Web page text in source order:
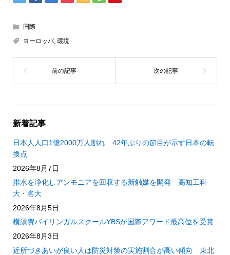
国際
ヨーロッパ, 環境
新着記事
日本人人口1億2000万人割れ 42年ぶりの節目が示す日本の転
換点
2026年8月7日
排水を浄化しアンモニアを回収する新触媒を開発 高知工科
大・名大
2026年8月5日
横須賀バイリンガルスクールYBSが国際アワード最高位を受賞
2026年8月3日
近所づきあいが良い人は防災対策の実施割合が高い傾向 東北